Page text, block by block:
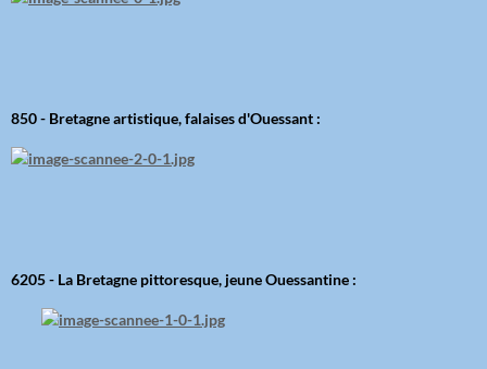
850 - Bretagne artistique, falaises d'Ouessant :
6205 - La Bretagne pittoresque, jeune Ouessantine :